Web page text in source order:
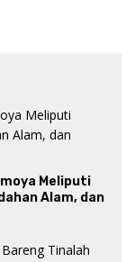
Meliputi
Alam, dan